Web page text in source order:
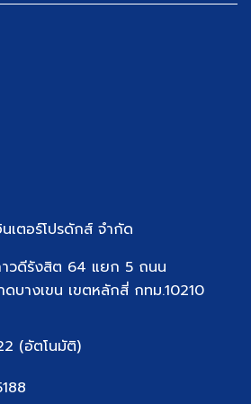
เตอร์โปรดักส์ จำกัด
วดีรังสิต 64 แยก 5 ถนน
บางเขน เขตหลักสี่ กทม.10210
(อัตโนมัติ)